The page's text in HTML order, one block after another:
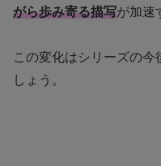
がら歩み寄る描写が加速
この変化はシリーズの
しょう。